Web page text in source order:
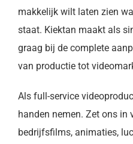
makkelijk wilt laten zien
staat. Kiektan maakt als
graag bij de complete
van productie tot
Als full-service
handen nemen. Zet ons in
bedrijfsfilms, animaties,